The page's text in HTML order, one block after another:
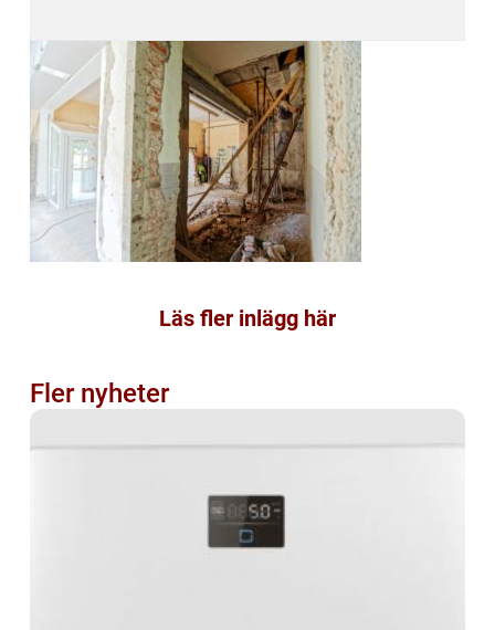
Läs fler inlägg här
Fler nyheter